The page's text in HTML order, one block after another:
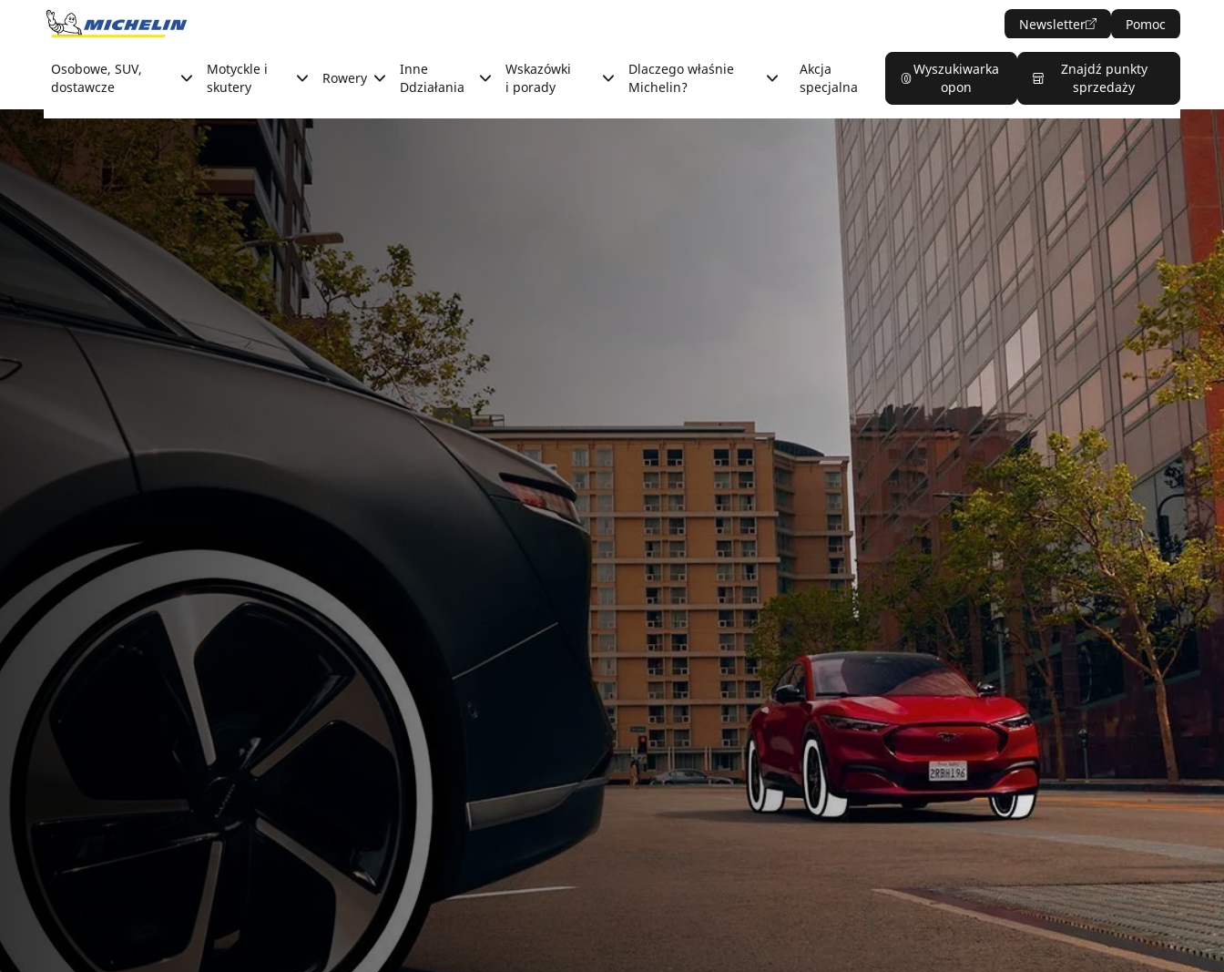
Go to page content
Newsletter Pomoc
Osobowe, SUV,
dostawcze
Motyckle i
skutery
Rowery
Inne
Ddziałania
Wskazówki
i porady
Dlaczego właśnie
Michelin?
Akcja
specjalna
Wyszukiwarka
opon
Znajdź punkty
sprzedaży